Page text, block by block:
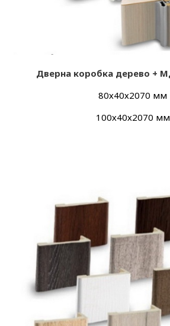
Дверна коробка дерево +
80х40х2070 мм
100х40х2070 мм